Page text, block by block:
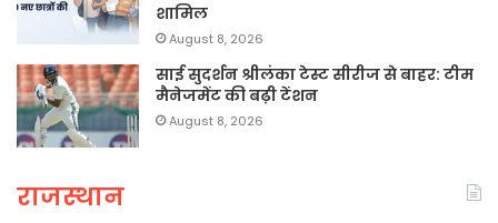
शामिल
August 8, 2026
साई सुदर्शन श्रीलंका टेस्ट सीरीज से बाहर: टीम
मैनेजमेंट की बढ़ी टेंशन
August 8, 2026
राजस्थान